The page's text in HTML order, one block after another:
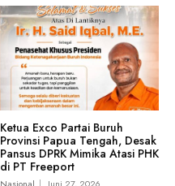
Ketua Exco Partai Buruh
Provinsi Papua Tengah, Desak
Pansus DPRK Mimika Atasi PHK
di PT Freeport